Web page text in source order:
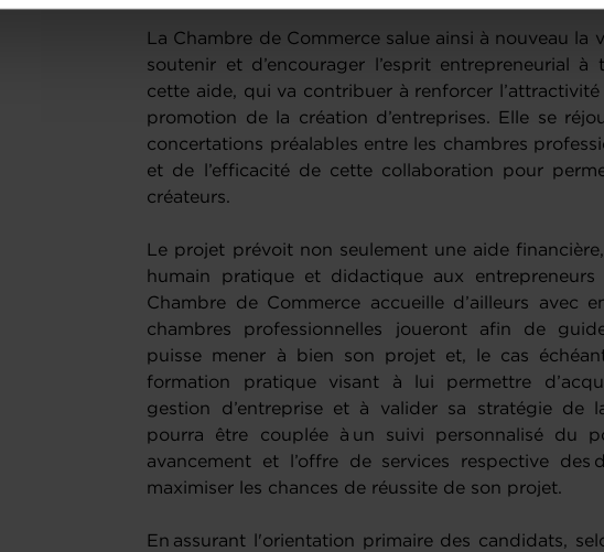
La Chambre de Commerce salue ainsi à nouveau
soutenir et d’encourager l’esprit entrepreneurial
cette aide, qui va contribuer à renforcer
promotion de la création d’entreprises. Elle se
concertations préalables entre les chambres
et de l’efficacité de cette collaboration pour
créateurs.
Le projet prévoit non seulement une aide
humain pratique et didactique aux
Chambre de Commerce accueille d’ailleurs avec
chambres professionnelles joueront afin de
puisse mener à bien son projet et, le cas
formation pratique visant à lui permettre
gestion d’entreprise et à valider sa stratégie de
pourra être couplée à un suivi personnalisé du
avancement et l’offre de services respective des
maximiser les chances de réussite de son projet.
En assurant l'orientation primaire des candidats,